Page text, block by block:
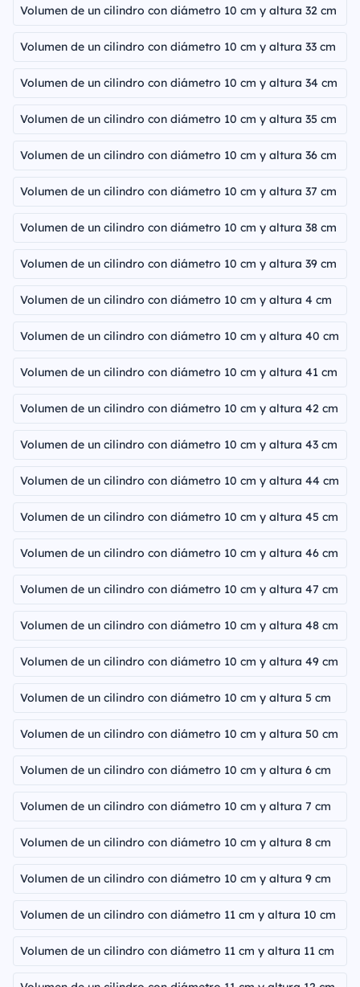
Volumen de un cilindro con diámetro 10 cm y altura 32 cm
Volumen de un cilindro con diámetro 10 cm y altura 33 cm
Volumen de un cilindro con diámetro 10 cm y altura 34 cm
Volumen de un cilindro con diámetro 10 cm y altura 35 cm
Volumen de un cilindro con diámetro 10 cm y altura 36 cm
Volumen de un cilindro con diámetro 10 cm y altura 37 cm
Volumen de un cilindro con diámetro 10 cm y altura 38 cm
Volumen de un cilindro con diámetro 10 cm y altura 39 cm
Volumen de un cilindro con diámetro 10 cm y altura 4 cm
Volumen de un cilindro con diámetro 10 cm y altura 40 cm
Volumen de un cilindro con diámetro 10 cm y altura 41 cm
Volumen de un cilindro con diámetro 10 cm y altura 42 cm
Volumen de un cilindro con diámetro 10 cm y altura 43 cm
Volumen de un cilindro con diámetro 10 cm y altura 44 cm
Volumen de un cilindro con diámetro 10 cm y altura 45 cm
Volumen de un cilindro con diámetro 10 cm y altura 46 cm
Volumen de un cilindro con diámetro 10 cm y altura 47 cm
Volumen de un cilindro con diámetro 10 cm y altura 48 cm
Volumen de un cilindro con diámetro 10 cm y altura 49 cm
Volumen de un cilindro con diámetro 10 cm y altura 5 cm
Volumen de un cilindro con diámetro 10 cm y altura 50 cm
Volumen de un cilindro con diámetro 10 cm y altura 6 cm
Volumen de un cilindro con diámetro 10 cm y altura 7 cm
Volumen de un cilindro con diámetro 10 cm y altura 8 cm
Volumen de un cilindro con diámetro 10 cm y altura 9 cm
Volumen de un cilindro con diámetro 11 cm y altura 10 cm
Volumen de un cilindro con diámetro 11 cm y altura 11 cm